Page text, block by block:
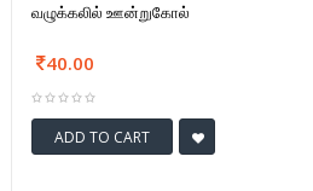
வழுக்கலில் ஊன்றுகோல்
40.00
ADD TO CART